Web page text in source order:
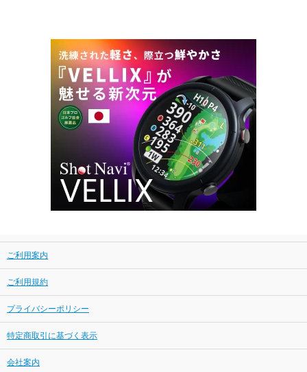
ご利用案内
ご利用規約
プライバシーポリシー
特定商取引に基づく表示
会社案内